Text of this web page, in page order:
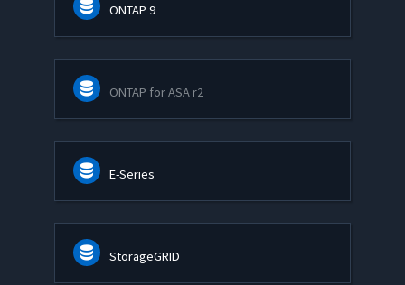
ONTAP 9
ONTAP for ASA r2
E-Series
StorageGRID